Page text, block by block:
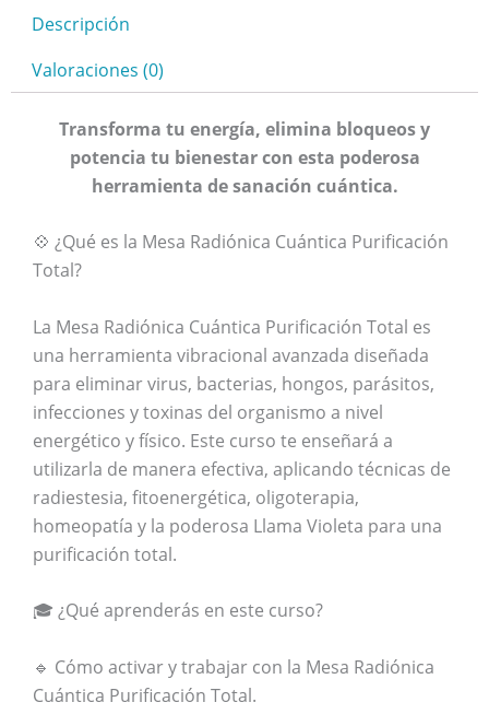
Descripción
Valoraciones (0)
Transforma tu energía, elimina bloqueos y
potencia tu bienestar con esta poderosa
herramienta de sanación cuántica.
💠 ¿Qué es la Mesa Radiónica Cuántica Purificación
Total?
La Mesa Radiónica Cuántica Purificación Total es
una herramienta vibracional avanzada diseñada
para eliminar virus, bacterias, hongos, parásitos,
infecciones y toxinas del organismo a nivel
energético y físico. Este curso te enseñará a
utilizarla de manera efectiva, aplicando técnicas de
radiestesia, fitoenergética, oligoterapia,
homeopatía y la poderosa Llama Violeta para una
purificación total.
🎓 ¿Qué aprenderás en este curso?
🔹 Cómo activar y trabajar con la Mesa Radiónica
Cuántica Purificación Total.